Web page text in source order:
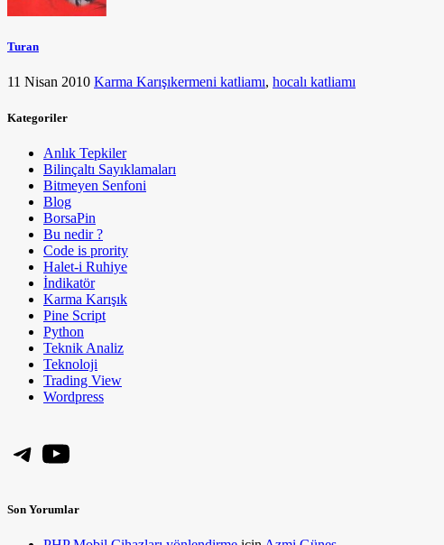
Turan
11 Nisan 2010 Karma Karışıkermeni katliamı, hocalı katliamı
Kategoriler
Anlık Tepkiler
Bilinçaltı Sayıklamaları
Bitmeyen Senfoni
Blog
BorsaPin
Bu nedir ?
Code is prority
Halet-i Ruhiye
İndikatör
Karma Karışık
Pine Script
Python
Teknik Analiz
Teknoloji
Trading View
Wordpress
Telegram
YouTube
Son Yorumlar